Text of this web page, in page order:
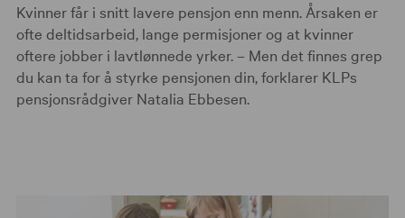
Kvinner får i snitt lavere pensjon enn menn. Årsaken er
ofte deltidsarbeid, lange permisjoner og at kvinner
oftere jobber i lavtlønnede yrker. – Men det finnes grep
du kan ta for å styrke pensjonen din, forklarer KLPs
pensjonsrådgiver Natalia Ebbesen.